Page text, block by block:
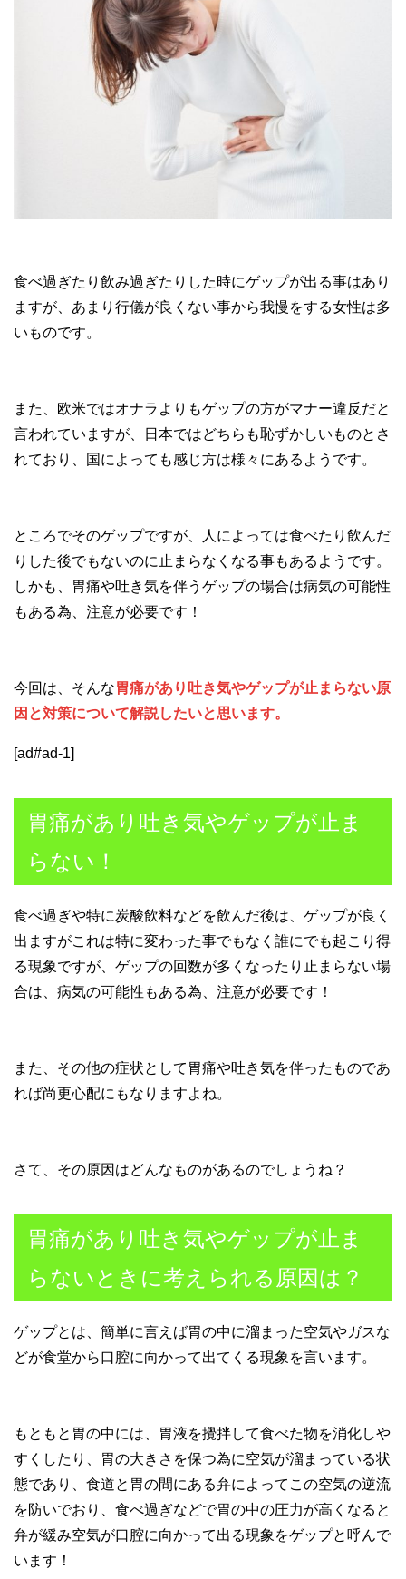
食べ過ぎたり飲み過ぎたりした時にゲップが出る事はあり
ますが、あまり行儀が良くない事から我慢をする女性は多
いものです。
また、欧米ではオナラよりもゲップの方がマナー違反だと
言われていますが、日本ではどちらも恥ずかしいものとさ
れており、国によっても感じ方は様々にあるようです。
ところでそのゲップですが、人によっては食べたり飲んだ
りした後でもないのに止まらなくなる事もあるようです。
しかも、胃痛や吐き気を伴うゲップの場合は病気の可能性
もある為、注意が必要です！
今回は、そんな胃痛があり吐き気やゲップが止まらない原
因と対策について解説したいと思います。
[ad#ad-1]
胃痛があり吐き気やゲップが止ま
らない！
食べ過ぎや特に炭酸飲料などを飲んだ後は、ゲップが良く
出ますがこれは特に変わった事でもなく誰にでも起こり得
る現象ですが、ゲップの回数が多くなったり止まらない場
合は、病気の可能性もある為、注意が必要です！
また、その他の症状として胃痛や吐き気を伴ったものであ
れば尚更心配にもなりますよね。
さて、その原因はどんなものがあるのでしょうね？
胃痛があり吐き気やゲップが止ま
らないときに考えられる原因は？
ゲップとは、簡単に言えば胃の中に溜まった空気やガスな
どが食堂から口腔に向かって出てくる現象を言います。
もともと胃の中には、胃液を攪拌して食べた物を消化しや
すくしたり、胃の大きさを保つ為に空気が溜まっている状
態であり、食道と胃の間にある弁によってこの空気の逆流
を防いでおり、食べ過ぎなどで胃の中の圧力が高くなると
弁が緩み空気が口腔に向かって出る現象をゲップと呼んで
います！